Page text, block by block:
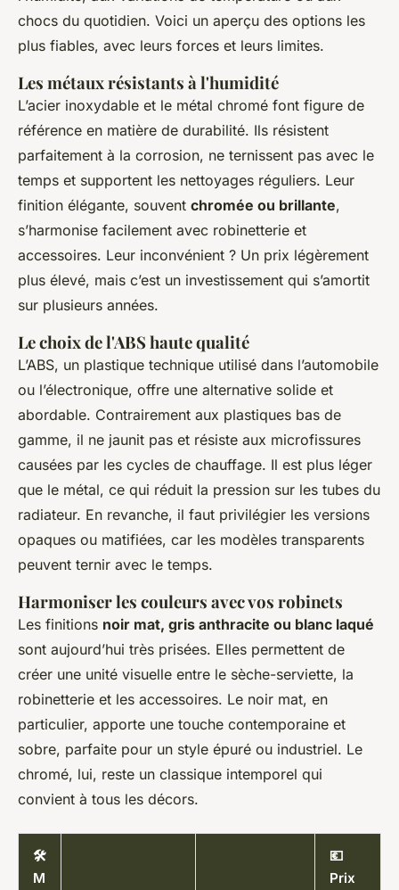
chocs du quotidien. Voici un aperçu des options les
plus fiables, avec leurs forces et leurs limites.
Les métaux résistants à l'humidité
L’acier inoxydable et le métal chromé font figure de
référence en matière de durabilité. Ils résistent
parfaitement à la corrosion, ne ternissent pas avec le
temps et supportent les nettoyages réguliers. Leur
finition élégante, souvent chromée ou brillante,
s’harmonise facilement avec robinetterie et
accessoires. Leur inconvénient ? Un prix légèrement
plus élevé, mais c’est un investissement qui s’amortit
sur plusieurs années.
Le choix de l'ABS haute qualité
L’ABS, un plastique technique utilisé dans l’automobile
ou l’électronique, offre une alternative solide et
abordable. Contrairement aux plastiques bas de
gamme, il ne jaunit pas et résiste aux microfissures
causées par les cycles de chauffage. Il est plus léger
que le métal, ce qui réduit la pression sur les tubes du
radiateur. En revanche, il faut privilégier les versions
opaques ou matifiées, car les modèles transparents
peuvent ternir avec le temps.
Harmoniser les couleurs avec vos robinets
Les finitions noir mat, gris anthracite ou blanc laqué
sont aujourd’hui très prisées. Elles permettent de
créer une unité visuelle entre le sèche-serviette, la
robinetterie et les accessoires. Le noir mat, en
particulier, apporte une touche contemporaine et
sobre, parfaite pour un style épuré ou industriel. Le
chromé, lui, reste un classique intemporel qui
convient à tous les décors.
🛠️
M
💶
Prix